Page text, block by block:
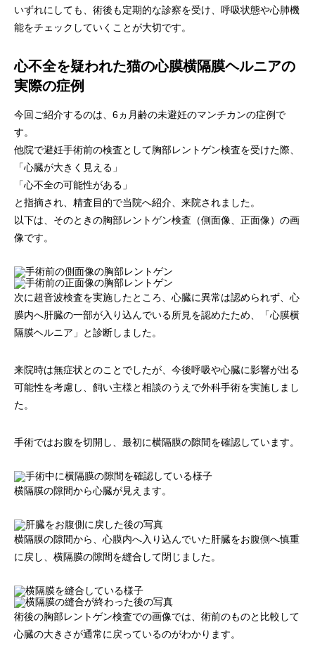
いずれにしても、術後も定期的な診察を受け、呼吸状態や心肺機
能をチェックしていくことが大切です。
心不全を疑われた猫の心膜横隔膜ヘルニアの
実際の症例
今回ご紹介するのは、6ヵ月齢の未避妊のマンチカンの症例で
す。
他院で避妊手術前の検査として胸部レントゲン検査を受けた際、
「心臓が大きく見える」
「心不全の可能性がある」
と指摘され、精査目的で当院へ紹介、来院されました。
以下は、そのときの胸部レントゲン検査（側面像、正面像）の画
像です。
次に超音波検査を実施したところ、心臓に異常は認められず、心
膜内へ肝臓の一部が入り込んでいる所見を認めたため、「心膜横
隔膜ヘルニア」と診断しました。
来院時は無症状とのことでしたが、今後呼吸や心臓に影響が出る
可能性を考慮し、飼い主様と相談のうえで外科手術を実施しまし
た。
手術ではお腹を切開し、最初に横隔膜の隙間を確認しています。
横隔膜の隙間から心臓が見えます。
横隔膜の隙間から、心膜内へ入り込んでいた肝臓をお腹側へ慎重
に戻し、横隔膜の隙間を縫合して閉じました。
術後の胸部レントゲン検査での画像では、術前のものと比較して
心臓の大きさが通常に戻っているのがわかります。